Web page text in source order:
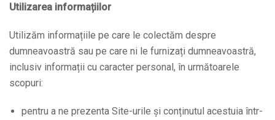
Utilizarea informațiilor
Utilizăm informațiile pe care le colectăm despre
dumneavoastră sau pe care ni le furnizați dumneavoastră,
inclusiv informații cu caracter personal, în următoarele
scopuri:
pentru a ne prezenta Site-urile și conținutul acestuia într-